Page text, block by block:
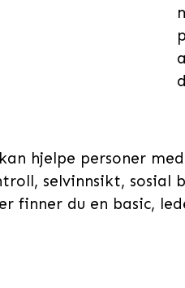
hjelpe personer
selvinnsikt, sosial
finner du en basic,